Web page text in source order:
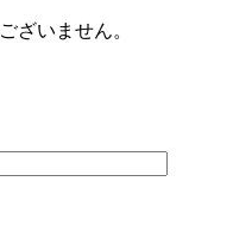
ざいません。